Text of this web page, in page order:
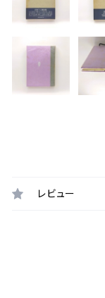
レビュー